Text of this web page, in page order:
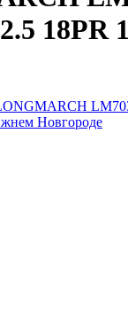
18PR